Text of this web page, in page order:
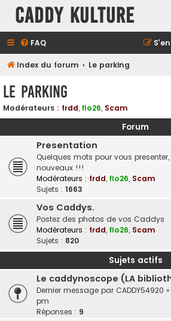
Caddy Kulture
FAQ
Index du forum Le parking
Le parking
Modérateurs : frdd, flo26, Scam
Forum
Presentation
Quelques mots pour vous presenter,
nouveaux !!!
Modérateurs : frdd, flo26, Scam
Sujets : 1663
Vos Caddys.
Postez des photos de vos Caddys
Modérateurs : frdd, flo26, Scam
Sujets : 820
Sujets actifs
Le caddynoscope (LA
Dernier message par CADDY54920 «
pm
Réponses : 9